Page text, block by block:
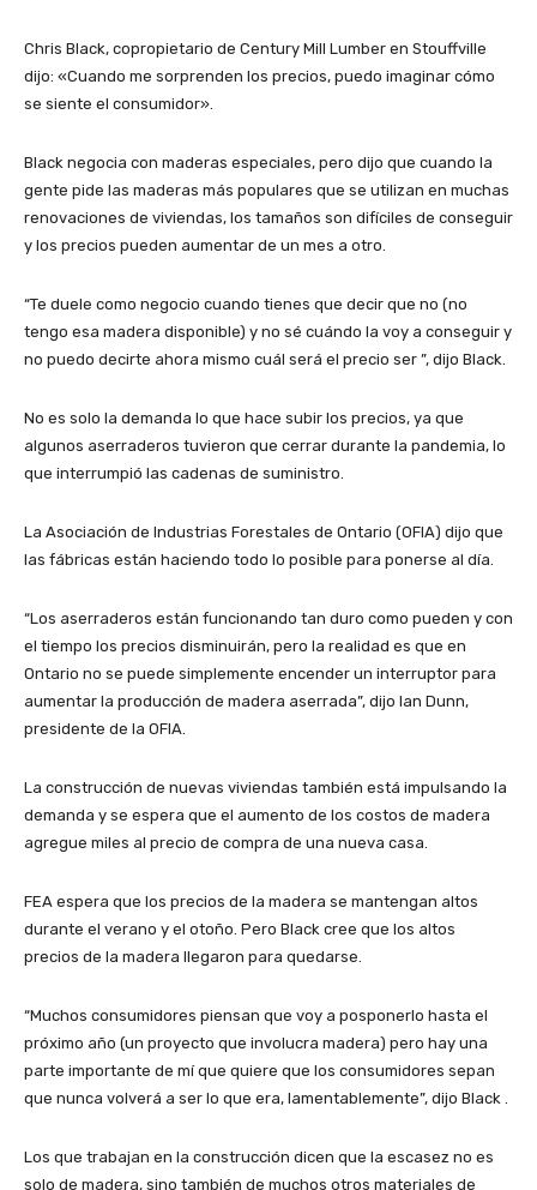
Chris Black, copropietario de Century Mill Lumber en Stouffville
dijo: «Cuando me sorprenden los precios, puedo imaginar cómo
se siente el consumidor».
Black negocia con maderas especiales, pero dijo que cuando la
gente pide las maderas más populares que se utilizan en muchas
renovaciones de viviendas, los tamaños son difíciles de conseguir
y los precios pueden aumentar de un mes a otro.
“Te duele como negocio cuando tienes que decir que no (no
tengo esa madera disponible) y no sé cuándo la voy a conseguir y
no puedo decirte ahora mismo cuál será el precio ser ”, dijo Black.
No es solo la demanda lo que hace subir los precios, ya que
algunos aserraderos tuvieron que cerrar durante la pandemia, lo
que interrumpió las cadenas de suministro.
La Asociación de Industrias Forestales de Ontario (OFIA) dijo que
las fábricas están haciendo todo lo posible para ponerse al día.
“Los aserraderos están funcionando tan duro como pueden y con
el tiempo los precios disminuirán, pero la realidad es que en
Ontario no se puede simplemente encender un interruptor para
aumentar la producción de madera aserrada”, dijo Ian Dunn,
presidente de la OFIA.
La construcción de nuevas viviendas también está impulsando la
demanda y se espera que el aumento de los costos de madera
agregue miles al precio de compra de una nueva casa.
FEA espera que los precios de la madera se mantengan altos
durante el verano y el otoño. Pero Black cree que los altos
precios de la madera llegaron para quedarse.
“Muchos consumidores piensan que voy a posponerlo hasta el
próximo año (un proyecto que involucra madera) pero hay una
parte importante de mí que quiere que los consumidores sepan
que nunca volverá a ser lo que era, lamentablemente”, dijo Black .
Los que trabajan en la construcción dicen que la escasez no es
solo de madera, sino también de muchos otros materiales de